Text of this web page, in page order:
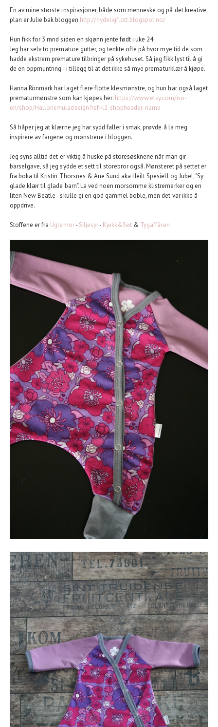
En av mine største inspirasjoner, både som menneske og på det kreative
plan er Julie bak bloggen http://nydeligflott.blogspot.no/
Hun fikk for 3 mnd siden en skjønn jente født i uke 24.
Jeg har selv to premature gutter, og tenkte ofte på hvor mye tid de som
hadde ekstrem premature tilbringer på sykehuset. Så jeg fikk lyst til å gi
de en oppmuntring - i tillegg til at det ikke så mye prematurklær å kjøpe.
Hanna Rönmark har laget flere flotte klesmønstre, og hun har også laget
prematurmønstre som kan kjøpes her: https://www.etsy.com/no-
en/shop/Hallonsmuladesign?ref=l2-shopheader-name
Så håper jeg at klærne jeg har sydd faller i smak, prøvde å la meg
inspirere av fargene og mønstrene i bloggen.
Jeg syns alltid det er viktig å huske på storesøsknene når man gir
barselgave, så jeg sydde et sett til storebror også. Mønsteret på settet er
fra boka til Kristin Thorsnes & Ane Sund aka Heilt Spesiell og Jubel, "Sy
glade klær til glade barn". La ved noen morsomme klistremerker og en
liten New Beatle - skulle gi en god gammel boble, men det var ikke å
oppdrive.
Stoffene er fra Uglemor- Siljesyr- Kjekk&Søt & Tygaffären